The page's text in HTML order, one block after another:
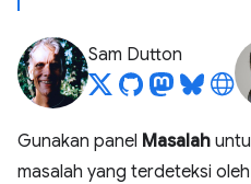
Sam Dutton
Gunakan panel Masalah
masalah yang terdeteksi